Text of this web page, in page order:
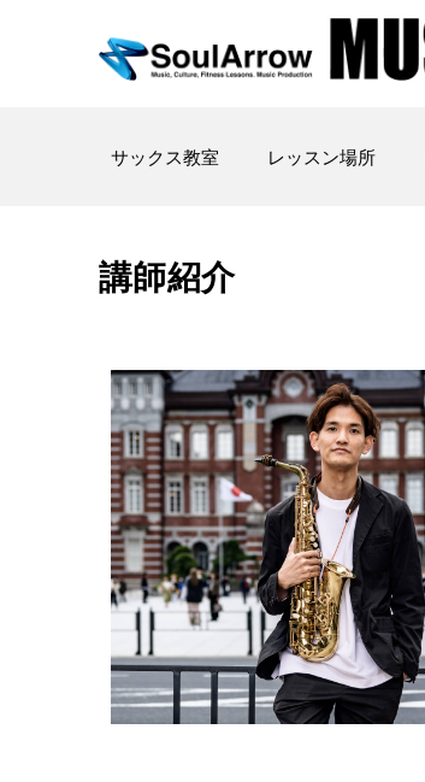
サックス教室 レッスン場所
講師紹介